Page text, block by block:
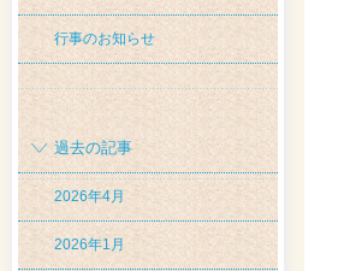
行事のお知らせ
過去の記事
2026年4月
2026年1月